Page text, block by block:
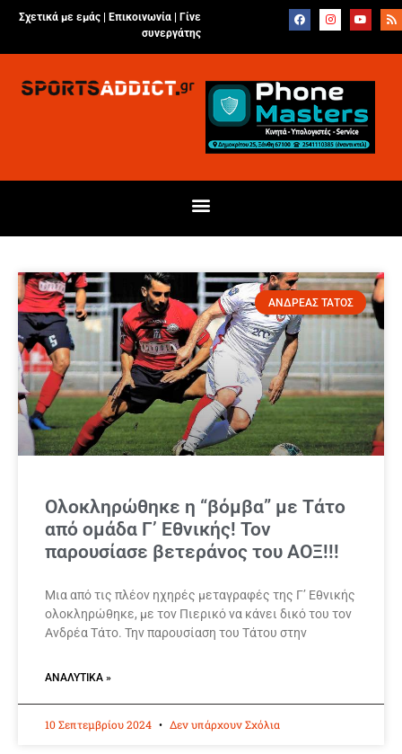
Σχετικά με εμάς | Επικοινωνία
Γίνε
συνεργάτης
ΑΝΔΡΕΑΣ ΤΑΤΟΣ
Ολοκληρώθηκε η “βόμβα” με Τάτο
από ομάδα Γ’ Εθνικής! Τον
παρουσίασε βετεράνος του ΑΟΞ!!!
Μια από τις πλέον ηχηρές μεταγραφές της Γ’ Εθνικής
ολοκληρώθηκε, με τον Πιερικό να κάνει δικό του τον
Ανδρέα Τάτο. Την παρουσίαση του Τάτου στην
ΑΝΑΛΥΤΙΚΆ »
10 Σεπτεμβρίου 2024 Δεν υπάρχουν Σχόλια